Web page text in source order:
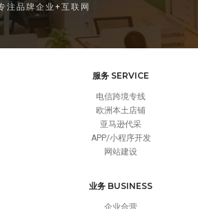
注品牌企业+互联网
服务 SERVICE
电信跨境专线
欧洲本土店铺
亚马逊代采
APP/小程序开发
网站建设
业务 BUSINESS
企业合营